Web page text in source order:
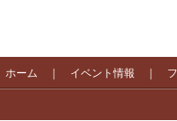
ホーム イベント情報